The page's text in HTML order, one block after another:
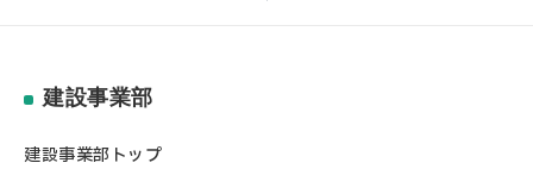
建設事業部
建設事業部トップ